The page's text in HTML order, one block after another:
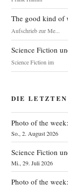
The good kind of
Aufschrieb zur Me...
Science Fiction
Science Fiction im
DIE
Photo of the
So., 2. August 2026
Science Fiction
Mi., 29. Juli 2026
Photo of the